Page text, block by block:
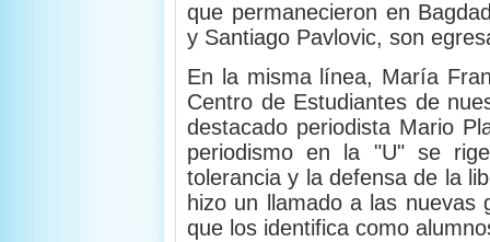
que permanecieron en
y Santiago Pavlovic, son
En la misma línea, María
Centro de Estudiantes de
destacado periodista Mario
periodismo en la "U" se
tolerancia y la defensa de la
hizo un llamado a las nuevas
que los identifica como